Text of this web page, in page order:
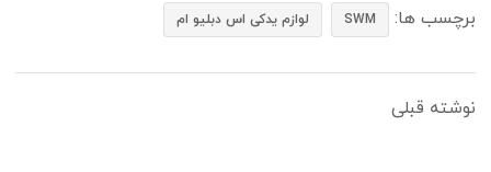
برچسب ها: SWM لوازم یدکی اس دبلیو ام
نوشته قبلی